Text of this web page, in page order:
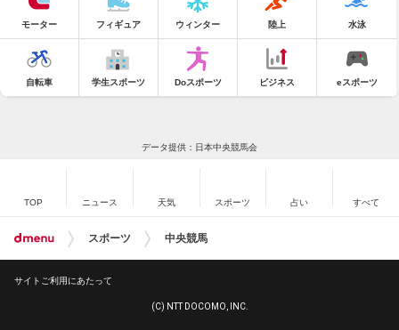
モーター フィギュア ウィンター 陸上 水泳
自転車 学生スポーツ Doスポーツ ビジネス eスポーツ
データ提供：日本中央競馬会
TOP ニュース 天気 スポーツ 占い すべて
スポーツ 中央競馬
サイトご利用にあたって
(C) NTT DOCOMO, INC.